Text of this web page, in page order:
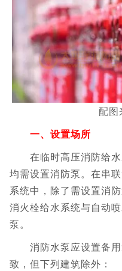
配图
一、设置场所
在临时高压消防给水
均需设置消防泵。在串
系统中，除了需设置消
消火栓给水系统与自动
泵。
消防水泵应设置备用
致，但下列建筑除外：